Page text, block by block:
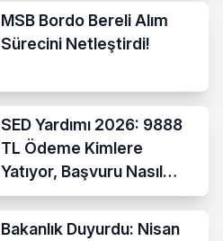
MSB Bordo Bereli Alım
Sürecini Netleştirdi!
SED Yardımı 2026: 9888
TL Ödeme Kimlere
Yatıyor, Başvuru Nasıl
Yapılır?
Bakanlık Duyurdu: Nisan